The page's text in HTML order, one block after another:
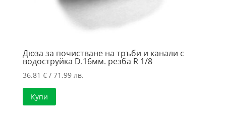
Дюза за почистване на тръби и канали с
водоструйка D.16мм. резба R 1/8
36.81 €/ 71.99 лв.
Купи